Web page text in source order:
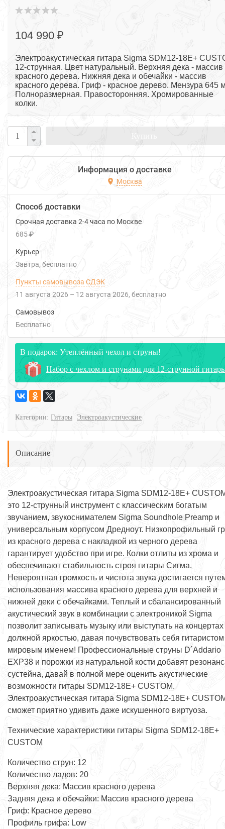
104 990 ₽
Электроакустическая гитара Sigma SDM12-18E+
12-струнная. Цвет натуральный. Верхняя дека - массив
красного дерева. Нижняя дека и обечайки - массив
красного дерева. Гриф - красное дерево. Мензура 645
Полноразмерная. Правосторонняя. Хромированные
колки.
Купить
Информация о доставке
Москва
Способ доставки
Срочная доставка 2-4 часа по Москве
685 ₽
Курьер
Завтра
Бесплатно
Пункты самовывоза СДЭК
11 августа 2026 – 12 августа 2026 Бесплатно
Самовывоз
Бесплатно
В подарок: Утеплённый чехол и струны!
Набор с чехлом и струнами для 12-струнной
Категории: Гитары Электроакустические
Описание
Электроакустическая гитара Sigma SDM12-18E+
это 12-струнный инструмент с классическим богатым
звучанием, звукоснимателем Sigma Soundhole Preamp и
универсальным корпусом Дредноут. Низкопрофильный
из красного дерева с накладкой из черного дерева
гарантирует удобство при игре. Колки отлиты из хрома и
обеспечивают стабильность строя гитары Сигма.
Невероятная громкость и чистота звука достигается
использования массива красного дерева для верхней и
нижней деки с обечайками. Теплый и сбалансированный
акустический звук в комбинации с электроникой Sigma
позволит записывать музыку или выступать на концертах
должной яркостью, давая почувствовать себя гитаристом
мировым именем! Профессиональные струны D´Addario
EXP38 и порожки из натуральной кости добавят
сустейна, давай в полной мере оценить акустические
возможности гитары SDM12-18E+ CUSTOM.
Электроакустическая гитара Sigma SDM12-18E+
сможет приятно удивить даже искушенного виртуоза.
Технические характеристики гитары Sigma SDM12-18E+
CUSTOM
Количество струн: 12
Количество ладов: 20
Верхняя дека: Массив красного дерева
Задняя дека и обечайки: Массив красного дерева
Гриф: Красное дерево
Профиль грифа: Low